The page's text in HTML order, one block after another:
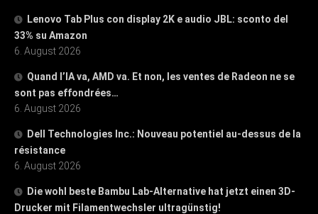
Lenovo Tab Plus con display 2K e audio JBL: sconto del
33% su Amazon
6. August 2026
Quand l’IA va, AMD va. Et non, les ventes de Radeon ne se
sont pas effondrées…
6. August 2026
Dell Technologies Inc.: Nouveau potentiel au-dessus de la
résistance
6. August 2026
Die wohl beste Bambu Lab-Alternative hat jetzt einen 3D-
Drucker mit Filamentwechsler ultragünstig!